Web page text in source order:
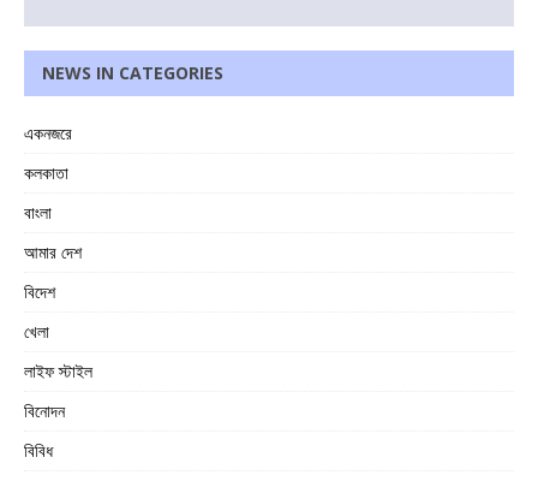
NEWS IN CATEGORIES
একনজরে
কলকাতা
বাংলা
আমার দেশ
বিদেশ
খেলা
লাইফ স্টাইল
বিনোদন
বিবিধ